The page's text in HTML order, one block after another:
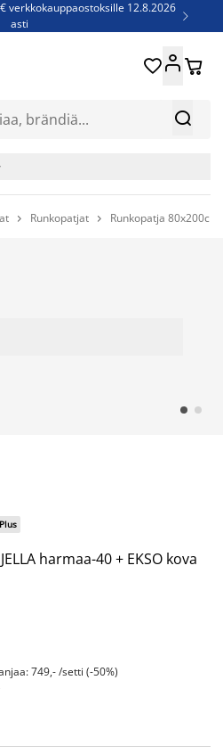
verkkokauppaostoksille 12.8.2026
asti

- Säästä jopa 60% 
 
 Runkopatjat  Runkopatja 80x200cm
Plus
harmaa-40 + EKSO kova
749,- /setti (-50%)